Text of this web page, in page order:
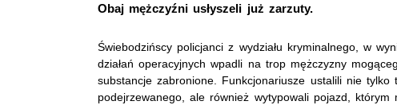
Obaj mężczyźni usłyszeli już zarzuty.
Świebodzińscy policjanci z wydziału kryminalnego, w
działań operacyjnych wpadli na trop mężczyzny
substancje zabronione. Funkcjonariusze ustalili nie tylko
podejrzewanego, ale również wytypowali pojazd, którym